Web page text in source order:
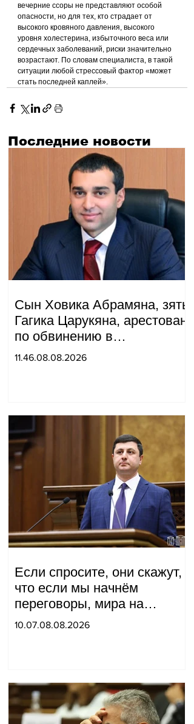
вечерние ссоры не представляют особой
опасности, но для тех, кто страдает от
высокого кровяного давления, высокого
уровня холестерина, избыточного веса или
сердечных заболеваний, риски значительно
возрастают. По словам специалиста, в такой
ситуации любой стрессовый фактор «может
стать последней каплей».
Последние новости
Сын Ховика Абрамяна, зять
Гагика Царукяна, арестован
по обвинению в
организации убийства.
11.46.08.08.2026
Если спросите, они скажут,
что если мы начнём
переговоры, мира на
границе не будет, начнётся
10.07.08.08.2026